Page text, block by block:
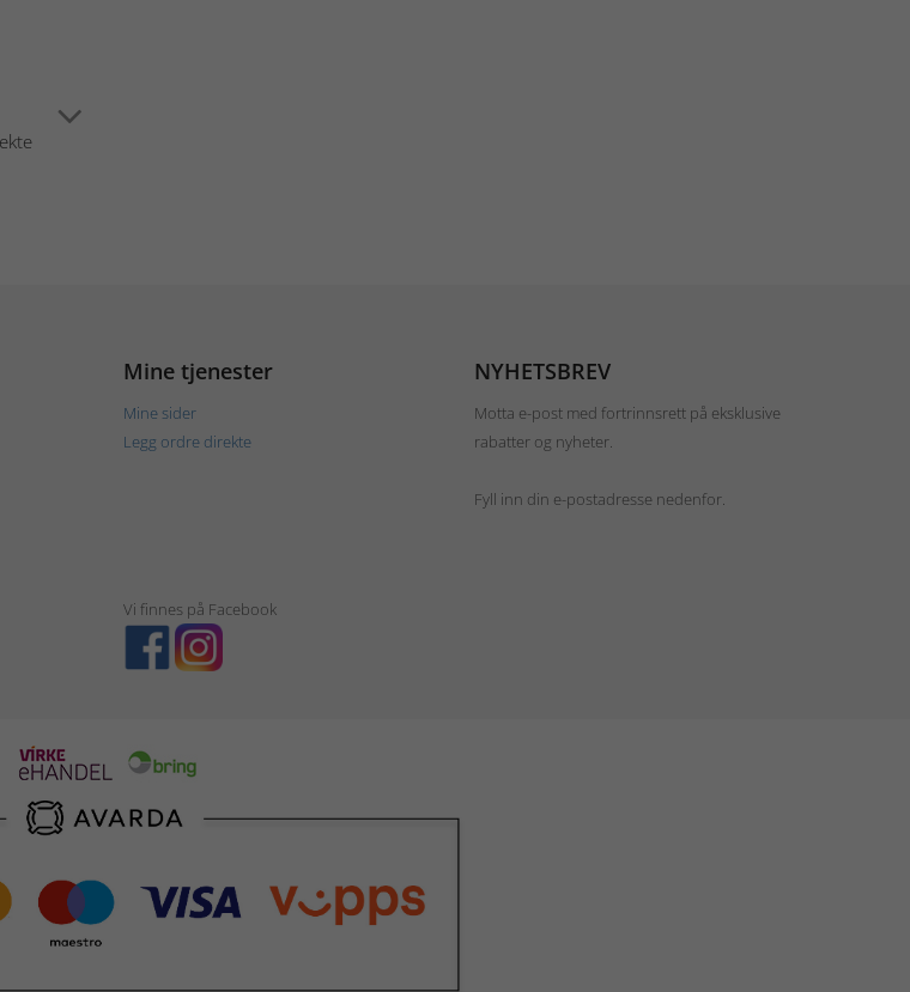
Mine tjenester
Mine sider
Legg ordre direkte
NYHETSBREV
Motta e-post med fortrinnsrett på eksklusive
rabatter og nyheter.
Fyll inn din e-postadresse nedenfor.
Vi finnes på Facebook